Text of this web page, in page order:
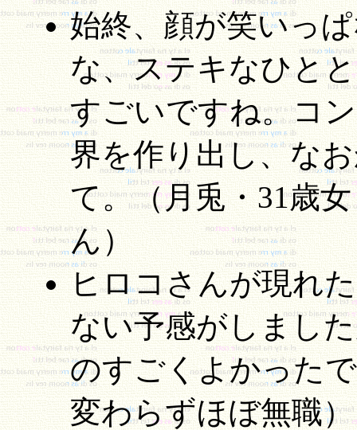
始終、顔が笑いっ
な、ステキなひと
すごいですね。コ
界を作り出し、な
て。（月兎・31歳
ん）
ヒロコさんが現れ
ない予感がしまし
のすごくよかった
変わらずほぼ無職）